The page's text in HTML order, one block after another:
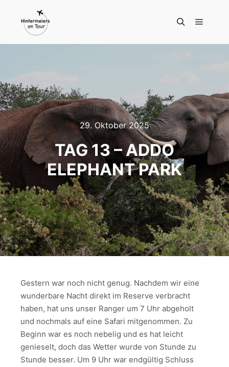
29. Oktober 2025
TAG 13 – ADDO
ELEPHANT PARK
Gestern war noch nicht genug. Nachdem wir eine
wunderbare Nacht direkt im Reserve verbracht
haben, hat uns unser Ranger um 7 Uhr abgeholt
und nochmals auf eine Safari mitgenommen. Zu
Beginn war es noch nebelig und es hat leicht
genieselt, doch das Wetter wurde von Stunde zu
Stunde besser. Um 9 Uhr war endgültig Schluss